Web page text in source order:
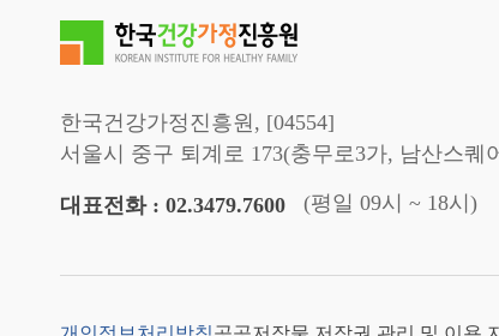
한국건강가정진흥원, [04554]
서울시 중구 퇴계로 173(충무로3가, 남산스퀘
대표전화 : 02.3479.7600 (평일 09시 ~ 18시)